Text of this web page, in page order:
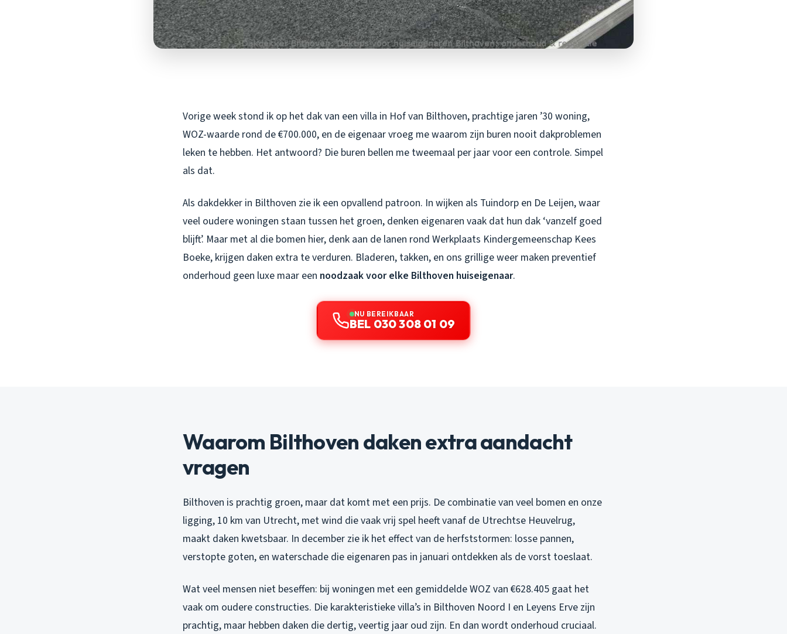
Vorige week stond ik op het dak van een villa in Hof van Bilthoven, prachtige jaren ’30 woning,
WOZ-waarde rond de €700.000, en de eigenaar vroeg me waarom zijn buren nooit dakproblemen
leken te hebben. Het antwoord? Die buren bellen me tweemaal per jaar voor een controle. Simpel
als dat.
Als dakdekker in Bilthoven zie ik een opvallend patroon. In wijken als Tuindorp en De Leijen, waar
veel oudere woningen staan tussen het groen, denken eigenaren vaak dat hun dak ‘vanzelf goed
blijft’. Maar met al die bomen hier, denk aan de lanen rond Werkplaats Kindergemeenschap Kees
Boeke, krijgen daken extra te verduren. Bladeren, takken, en ons grillige weer maken preventief
onderhoud geen luxe maar een noodzaak voor elke Bilthoven huiseigenaar.
NU BEREIKBAAR
BEL 030 308 01 09
Waarom Bilthoven daken extra aandacht
vragen
Bilthoven is prachtig groen, maar dat komt met een prijs. De combinatie van veel bomen en onze
ligging, 10 km van Utrecht, met wind die vaak vrij spel heeft vanaf de Utrechtse Heuvelrug,
maakt daken kwetsbaar. In december zie ik het effect van de herfststormen: losse pannen,
verstopte goten, en waterschade die eigenaren pas in januari ontdekken als de vorst toeslaat.
Wat veel mensen niet beseffen: bij woningen met een gemiddelde WOZ van €628.405 gaat het
vaak om oudere constructies. Die karakteristieke villa’s in Bilthoven Noord I en Leyens Erve zijn
prachtig, maar hebben daken die dertig, veertig jaar oud zijn. En dan wordt onderhoud cruciaal.